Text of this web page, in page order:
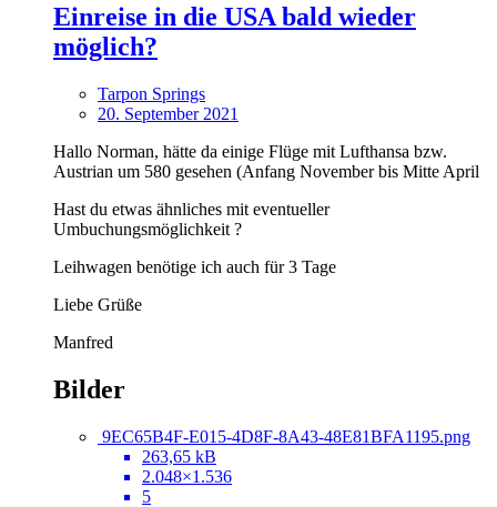
Einreise in die USA bald wieder
möglich?
Tarpon Springs
20. September 2021
Hallo Norman, hätte da einige Flüge mit Lufthansa bzw.
Austrian um 580 gesehen (Anfang November bis Mitte April
Hast du etwas ähnliches mit eventueller
Umbuchungsmöglichkeit ?
Leihwagen benötige ich auch für 3 Tage
Liebe Grüße
Manfred
Bilder
9EC65B4F-E015-4D8F-8A43-48E81BFA1195.png
263,65 kB
2.048×1.536
5